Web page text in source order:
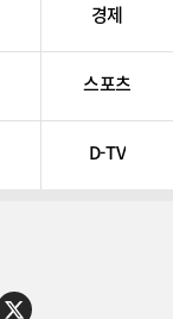
경제
스포츠
D-TV